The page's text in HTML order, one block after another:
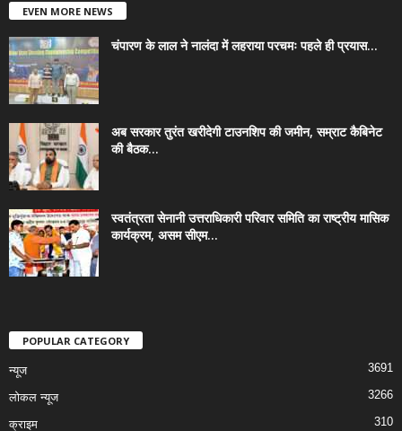
EVEN MORE NEWS
चंपारण के लाल ने नालंदा में लहराया परचमः पहले ही प्रयास...
अब सरकार तुरंत खरीदेगी टाउनशिप की जमीन, सम्राट कैबिनेट
की बैठक...
स्वतंत्रता सेनानी उत्तराधिकारी परिवार समिति का राष्ट्रीय मासिक
कार्यक्रम, असम सीएम...
POPULAR CATEGORY
न्यूज 3691
लोकल न्यूज 3266
क्राइम 310